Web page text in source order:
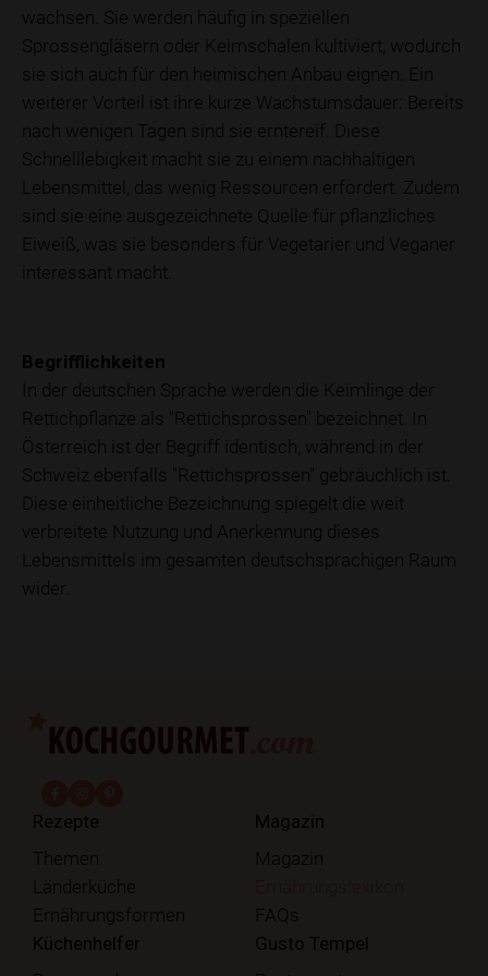
wachsen. Sie werden häufig in speziellen
Sprossengläsern oder Keimschalen kultiviert, wodurch
sie sich auch für den heimischen Anbau eignen. Ein
weiterer Vorteil ist ihre kurze Wachstumsdauer: Bereits
nach wenigen Tagen sind sie erntereif. Diese
Schnelllebigkeit macht sie zu einem nachhaltigen
Lebensmittel, das wenig Ressourcen erfordert. Zudem
sind sie eine ausgezeichnete Quelle für pflanzliches
Eiweiß, was sie besonders für Vegetarier und Veganer
interessant macht.
Begrifflichkeiten
In der deutschen Sprache werden die Keimlinge der
Rettichpflanze als "Rettichsprossen" bezeichnet. In
Österreich ist der Begriff identisch, während in der
Schweiz ebenfalls "Rettichsprossen" gebräuchlich ist.
Diese einheitliche Bezeichnung spiegelt die weit
verbreitete Nutzung und Anerkennung dieses
Lebensmittels im gesamten deutschsprachigen Raum
wider.
Rezepte
Themen
Länderküche
Ernährungsformen
Magazin
Magazin
FAQs
Küchenhelfer Gusto Tempel